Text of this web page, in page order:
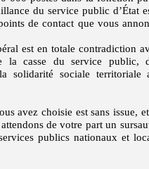
du service public d’État
de contact que vous
est en totale contradiction
la casse du service
solidarité sociale territoriale
avez choisie est sans issue,
de votre part un
publics nationaux et